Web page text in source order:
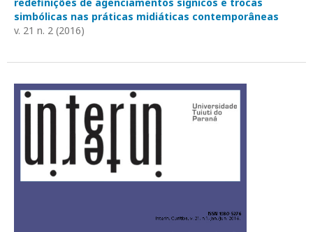
simbólicas nas práticas midiáticas contemporâneas
v. 21 n. 2 (2016)